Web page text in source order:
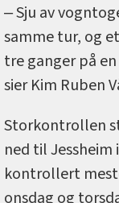
‒ Sju av
samme tur, og
tre ganger på
sier Kim Ruben
Storkontrollen
ned til Jessheim
kontrollert
onsdag og